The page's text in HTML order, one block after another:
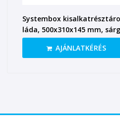
Systembox
láda, 500x310x145 mm,
AJÁNLATKÉRÉS